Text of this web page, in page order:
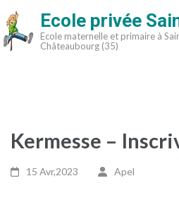
Aller
au
contenu
Ecole privée
Ecole maternelle et primaire à
Châteaubourg (35)
Kermesse –
15 Avr,2023 Apel